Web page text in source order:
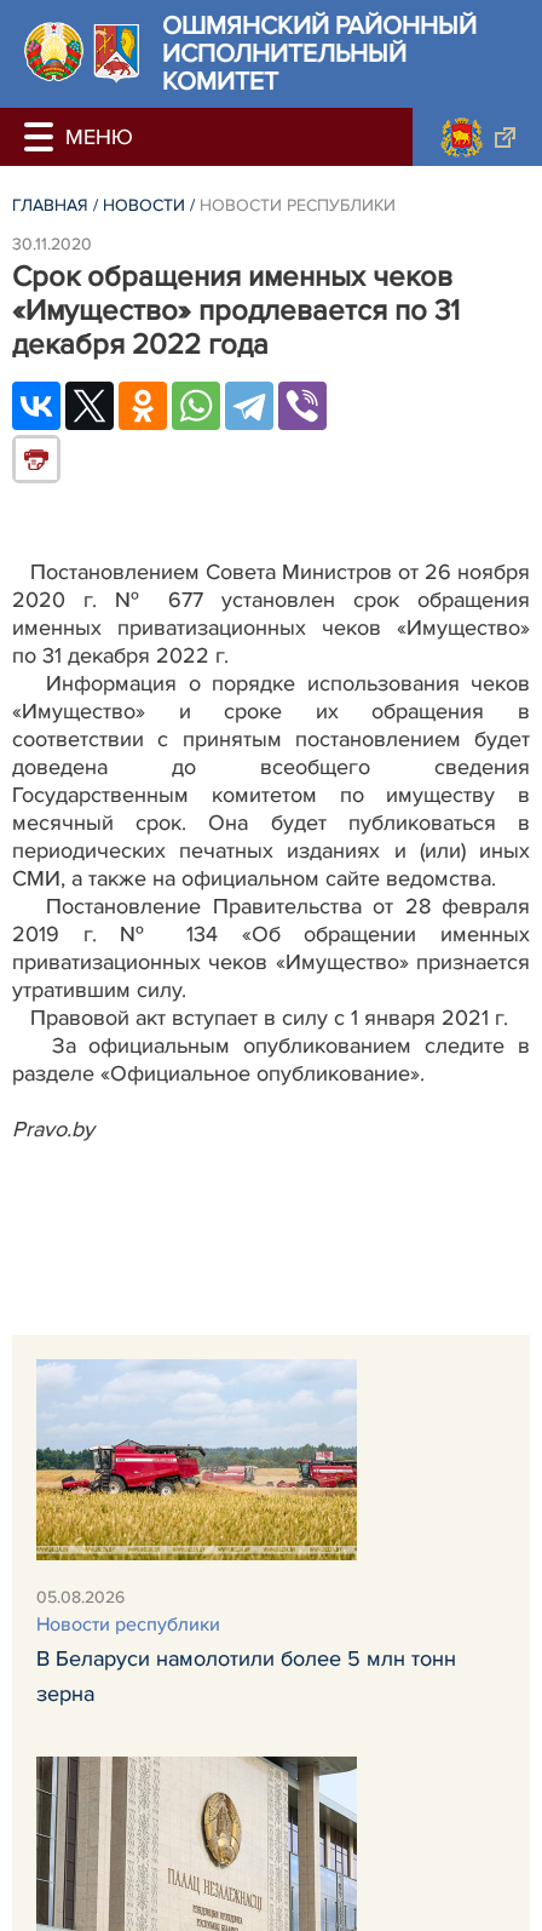
ОШМЯНСКИЙ РАЙОННЫЙ
ИСПОЛНИТЕЛЬНЫЙ
КОМИТЕТ
ГЛАВНАЯ / НОВОСТИ / НОВОСТИ РЕСПУБЛИКИ
30.11.2020
Срок обращения именных чеков
«Имущество» продлевается по 31
декабря 2022 года
Постановлением Совета Министров от 26 ноября
2020 г. № 677 установлен срок обращения
именных приватизационных чеков «Имущество»
по 31 декабря 2022 г.
Информация о порядке использования чеков
«Имущество» и сроке их обращения в
соответствии с принятым постановлением будет
доведена до всеобщего сведения
Государственным комитетом по имуществу в
месячный срок. Она будет публиковаться в
периодических печатных изданиях и (или) иных
СМИ, а также на официальном сайте ведомства.
Постановление Правительства от 28 февраля
2019 г. № 134 «Об обращении именных
приватизационных чеков «Имущество» признается
утратившим силу.
Правовой акт вступает в силу с 1 января 2021 г.
За официальным опубликованием следите в
разделе «Официальное опубликование».
Pravo.by
05.08.2026
Новости республики
В Беларуси намолотили более 5 млн тонн
зерна